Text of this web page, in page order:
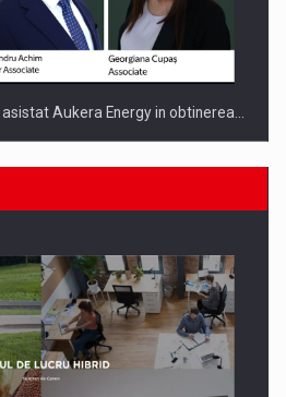
Aukera Energy in obtinerea…